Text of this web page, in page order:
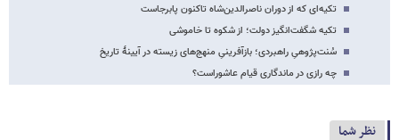
تکیه‌ای که از دوران ناصرالدین‌شاه تاکنون پابرجاست
تکیه شگفت‌انگیز دولت؛ از شکوه تا خاموشی
سُنت‌پژوهیِ راهبردی؛ بازآفرینیِ منهج‌های زیسته در آیینهٔ تاریخ
چه رازی در ماندگاری قیام عاشوراست؟
نظر شما